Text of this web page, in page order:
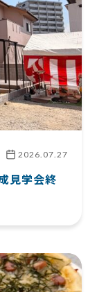
2026.07.27
見学会終